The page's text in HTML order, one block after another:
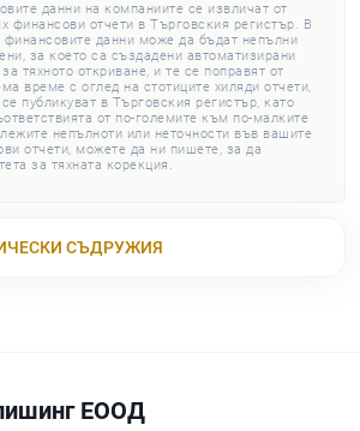
данни на компаниите се извличат от
финансови отчети в Търговския регистър. В
финансовите данни може да бъдат непълни
за което са създадени автоматизирани
тяхното откриване, и те се поправят от
време с оглед на стотиците хиляди отчети,
публикуват в Търговския регистър, като
от по-големите към по-малките
непълноти или неточности във вашите
отчети, можете да ни пишете, за да
за тяхната корекция.
СЪДРУЖИЯ
ЕООД